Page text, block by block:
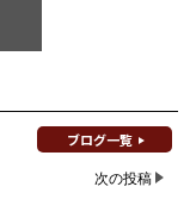
ブログ一覧
次の投稿